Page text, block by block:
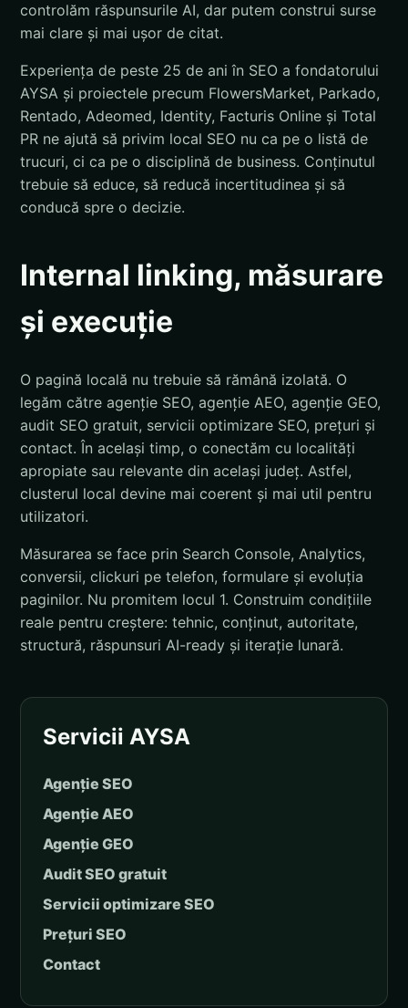
controlăm răspunsurile AI, dar putem construi surse
mai clare și mai ușor de citat.
Experiența de peste 25 de ani în SEO a fondatorului
AYSA și proiectele precum FlowersMarket, Parkado,
Rentado, Adeomed, Identity, Facturis Online și Total
PR ne ajută să privim local SEO nu ca pe o listă de
trucuri, ci ca pe o disciplină de business. Conținutul
trebuie să educe, să reducă incertitudinea și să
conducă spre o decizie.
Internal linking, măsurare
și execuție
O pagină locală nu trebuie să rămână izolată. O
legăm către agenție SEO, agenție AEO, agenție GEO,
audit SEO gratuit, servicii optimizare SEO, prețuri și
contact. În același timp, o conectăm cu localități
apropiate sau relevante din același județ. Astfel,
clusterul local devine mai coerent și mai util pentru
utilizatori.
Măsurarea se face prin Search Console, Analytics,
conversii, clickuri pe telefon, formulare și evoluția
paginilor. Nu promitem locul 1. Construim condițiile
reale pentru creștere: tehnic, conținut, autoritate,
structură, răspunsuri AI-ready și iterație lunară.
Servicii AYSA
Agenție SEO
Agenție AEO
Agenție GEO
Audit SEO gratuit
Servicii optimizare SEO
Prețuri SEO
Contact